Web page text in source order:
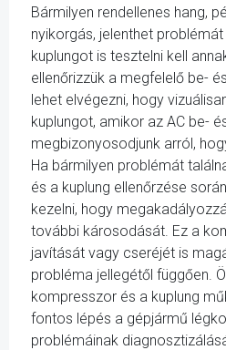
Bármilyen rendellenes hang,
nyikorgás, jelenthet
kuplungot is tesztelni kell
ellenőrizzük a megfelelő be-
lehet elvégezni, hogy
kuplungot, amikor az AC be-
megbizonyosodjunk arról,
Ha bármilyen problémát
és a kuplung ellenőrzése
kezelni, hogy
további károsodását. Ez a
javítását vagy cseréjét is
probléma jellegétől függően.
kompresszor és a kuplung
fontos lépés a gépjármű
problémáinak